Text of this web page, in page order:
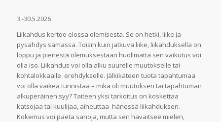
3.-30.5.2026
Liikahdus kertoo elossa olemisesta. Se on hetki, liike ja
pysähdys samassa. Toisin kuin jatkuva liike, liikahduksella on
loppu ja pienestä olemuksestaan huolimatta sen vaikutus voi
olla iso. Liikahdus voi olla alku suurelle muutokselle tai
kohtalokkaalle erehdykselle. Jälkikäteen tuota tapahtumaa
voi olla vaikea tunnistaa – mikä oli muutoksen tai tapahtuman
alkuperäinen syy? Taiteen yksi tarkoitus on koskettaa
katsojaa tai kuulijaa, aiheuttaa hänessä liikahduksen.
Kokemus voi paeta sanoja, mutta sen havaitsee mielen,